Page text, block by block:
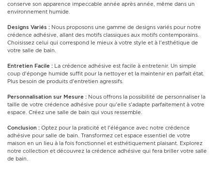
conserve son apparence impeccable année après année, même dans un
environnement humide.
Designs Variés : Nous proposons une gamme de designs variés pour notre
crédence adhésive, allant des motifs classiques aux motifs contemporains.
Choisissez celui qui correspond le mieux à votre style et à l'esthétique de
votre salle de bain.
Entretien Facile : La crédence adhésive est facile à entretenir. Un simple
coup d'éponge humide suffit pour la nettoyer et la maintenir en parfait état.
Plus besoin de produits d'entretien agressifs.
Personnalisation sur Mesure : Nous offrons la possibilité de personnaliser la
taille de votre crédence adhésive pour qu'elle s'adapte parfaitement à votre
espace. Créez une salle de bain qui vous ressemble.
Conclusion : Optez pour la praticité et l'élégance avec notre crédence
adhésive pour salle de bain. Transformez cet espace essentiel de votre
maison en un lieu à la fois fonctionnel et esthétiquement plaisant. Explorez
notre collection et découvrez la crédence adhésive qui fera briller votre salle
de bain.